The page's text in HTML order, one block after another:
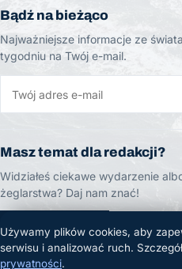
Bądź na bieżąco
Najważniejsze informacje ze
tygodniu na Twój e-mail.
Masz temat dla redakcji?
Widziałeś ciekawe wydarzenie
żeglarstwa? Daj nam znać!
ZGŁOŚ TEMAT
Używamy plików cookies, aby
serwisu i analizować ruch.
prywatności.